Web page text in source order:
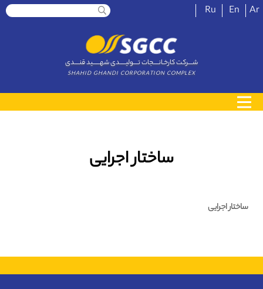
Ar
En
Ru
شــــرکت کارخـانــــجات تــــولیـــــدی شهــــــید قنــــدی
SHAHID GHANDI CORPORATION COMPLEX
ساختار اجرایی
ساختار اجرایی